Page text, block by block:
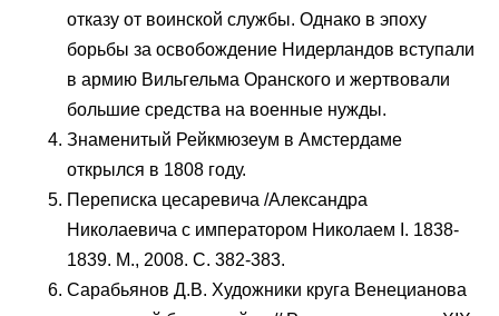
отказу от воинской службы. Однако в эпоху
борьбы за освобождение Нидерландов вступали
в армию Вильгельма Оранского и жертвовали
большие средства на военные нужды.
Знаменитый Рейкмюзеум в Амстердаме
открылся в 1808 году.
Переписка цесаревича /Александра
Николаевича с императором Николаем I. 1838-
1839. М., 2008. С. 382-383.
Сарабьянов Д.В. Художники круга Венецианова